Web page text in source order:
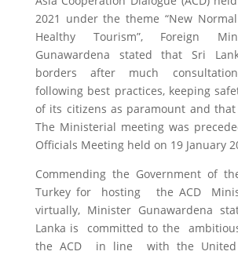
2021 under the theme “New
Healthy Tourism”, Foreign
Gunawardena stated that Sri
borders after much
following best practices, keeping
of its citizens as paramount and
The Ministerial meeting was
Officials Meeting held on 19 January
Commending the Government of
Turkey for hosting the ACD
virtually, Minister Gunawardena
Lanka is committed to the
the ACD in line with the United